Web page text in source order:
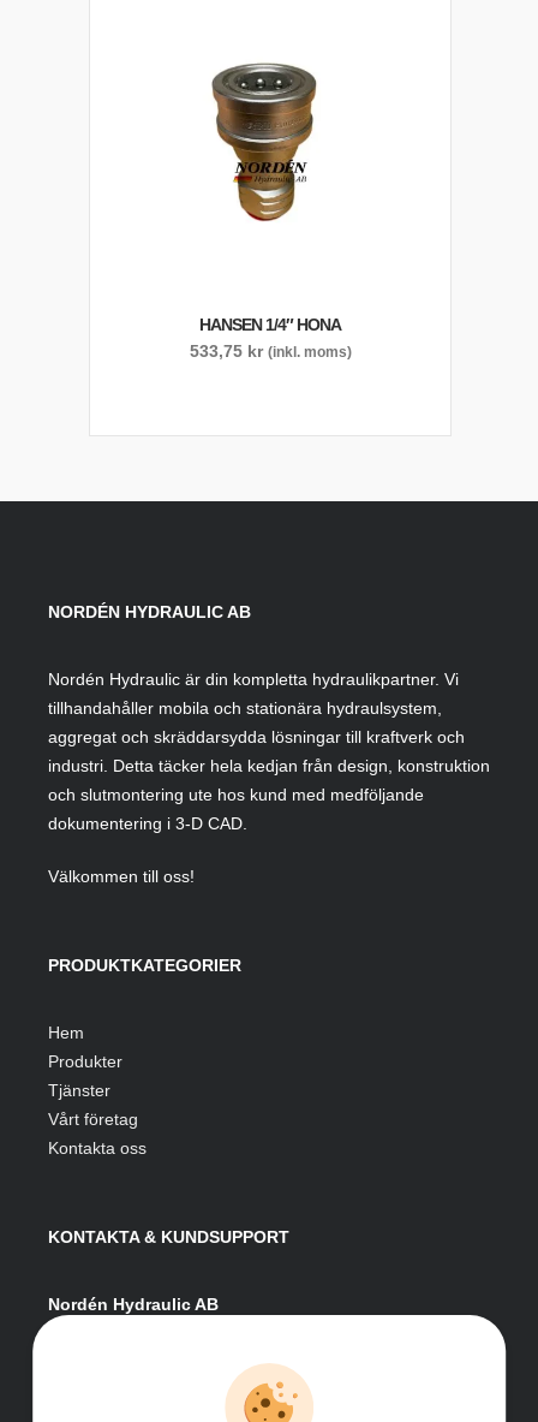
HANSEN 1/4″ HONA
533,75 kr (inkl. moms)
NORDÉN HYDRAULIC AB
Nordén Hydraulic är din kompletta hydraulikpartner. Vi
tillhandahåller mobila och stationära hydraulsystem,
aggregat och skräddarsydda lösningar till kraftverk och
industri. Detta täcker hela kedjan från design, konstruktion
och slutmontering ute hos kund med medföljande
dokumentering i 3-D CAD.
Välkommen till oss!
PRODUKTKATEGORIER
Hem
Produkter
Tjänster
Vårt företag
Kontakta oss
KONTAKTA & KUNDSUPPORT
Nordén Hydraulic AB